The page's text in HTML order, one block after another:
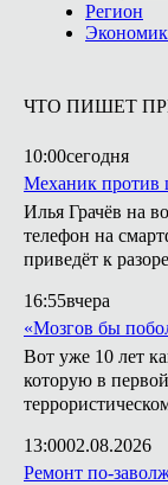
Регион
ЧТО ПИШЕТ
10:00сегодня
Механик против
Илья Грачёв на
телефон на
приведёт к
16:55вчера
«Мозгов бы
Вот уже 10 лет
которую в
13:0002.08.2026
Ремонт по-